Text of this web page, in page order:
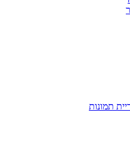
תמונות